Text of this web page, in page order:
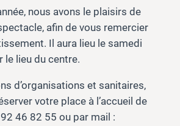
nous avons le plaisirs de
afin de vous remercier
Il aura lieu le samedi
le lieu du centre.
d’organisations et sanitaires,
votre place à l’accueil de
92 46 82 55 ou par mail :